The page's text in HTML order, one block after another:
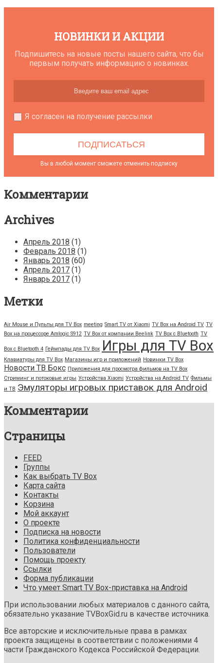
НОВИНКИ И АКЦИИ
Подпишитесь на новые посты нашего сайта, что бы
первым получать информацию о новинках.
Я согласен на получение рассылки
Вы в любой момент сможете отменить подписку
Комментарии
Archives
Апрель 2018 (1)
Февраль 2018 (1)
Январь 2018 (60)
Апрель 2017 (1)
Январь 2017 (1)
Метки
Air Mouse и Пульты для TV Box meeting Smart TV от Xiaomi TV Box на Android TV TV
Box на процессоре Amlogic S912 TV Box от компании Beelink TV Box с Bluetooth TV
Box с Bluetooth 4 Геймпады для TV Box Игры для TV Box
Клавиатуры для TV Box Магазины игр и приложений Новинки TV Box
Новости ТВ Бокс Приложения для просмотра фильмов на TV Box
Стриминг и потоковые игры Устройства Xiaomi Устройства на Android TV Фильмы
и ТВ Эмуляторы игровых приставок для Android
Комментарии
Страницы
FEED
Группы
Как выбрать TV Box
Карта сайта
Контакты
Корзина
Мой аккаунт
О проекте
Подписка на новости
Политика конфиденциальности
Пользователи
Помощь проекту
Ссылки
Форма публикации
Что умеет Smart TV Box-приставка на Android
При использовании любых материалов с данного сайта,
обязательно указание TVBoxGid.ru в качестве источника.
Все авторские и исключительные права в рамках
проекта защищены в соответствии с положениями 4
части Гражданского Кодекса Российской Федерации.